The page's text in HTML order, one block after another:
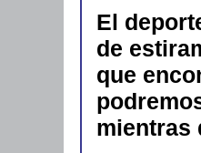
El
de
que
mientras